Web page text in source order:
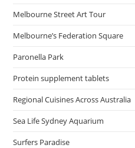
Melbourne Street Art Tour
Melbourne’s Federation Square
Paronella Park
Protein supplement tablets
Regional Cuisines Across Australia
Sea Life Sydney Aquarium
Surfers Paradise